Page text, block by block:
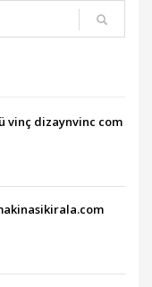
vinç dizaynvinc com